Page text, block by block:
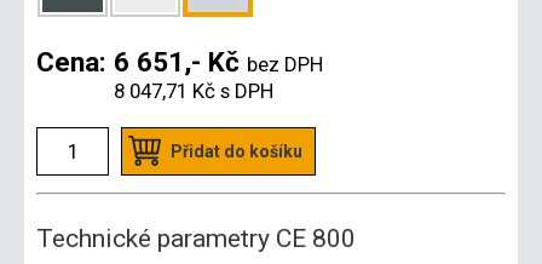
Cena: 6 651,- Kč bez DPH
8 047,71 Kč s DPH
Přidat do košíku
Technické parametry CE 800